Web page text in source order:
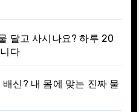
달고 사시나요? 하루 20
다
배신? 내 몸에 맞는 진짜 물